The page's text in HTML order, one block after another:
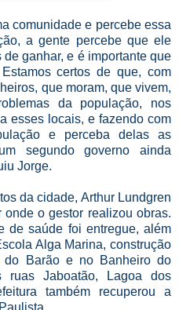
comunidade e percebe essa
a gente percebe que ele
ganhar, e é importante que
certos de que, com
que moram, que vivem,
da população, nos
esses locais, e fazendo com
e perceba delas as
segundo governo ainda
Jorge.
da cidade, Arthur Lundgren
onde o gestor realizou obras.
de saúde foi entregue, além
Alga Marina, construção
do Barão e no Banheiro do
ruas Jaboatão, Lagoa dos
também recuperou a